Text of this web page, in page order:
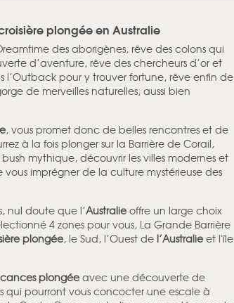
plongée en Australie
des aborigènes, rêve des colons qui
d’aventure, rêve des chercheurs d’or et
l’Outback pour y trouver fortune, rêve enfin de
de merveilles naturelles, aussi bien
, vous promet donc de belles rencontres et de
à la fois plonger sur la Barrière de Corail,
mythique, découvrir les villes modernes et
imprégner de la culture mystérieuse des
nul doute que l’Australie offre un large choix
4 zones pour vous, La Grande Barrière
plongée, le Sud, l’Ouest de l’Australie et l'île
plongée avec une découverte de
qui pourront vous concocter une escale à